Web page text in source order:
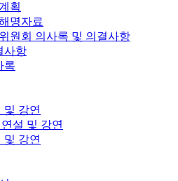
획
명자료
원회 의사록 및 의결사항
사항
록
및 강연
설 및 강연
및 강연